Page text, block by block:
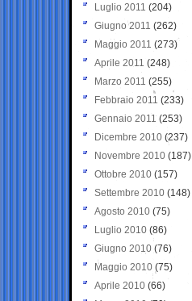
Luglio 2011 (204)
Giugno 2011 (262)
Maggio 2011 (273)
Aprile 2011 (248)
Marzo 2011 (255)
Febbraio 2011 (233)
Gennaio 2011 (253)
Dicembre 2010 (237)
Novembre 2010 (187)
Ottobre 2010 (157)
Settembre 2010 (148)
Agosto 2010 (75)
Luglio 2010 (86)
Giugno 2010 (76)
Maggio 2010 (75)
Aprile 2010 (66)